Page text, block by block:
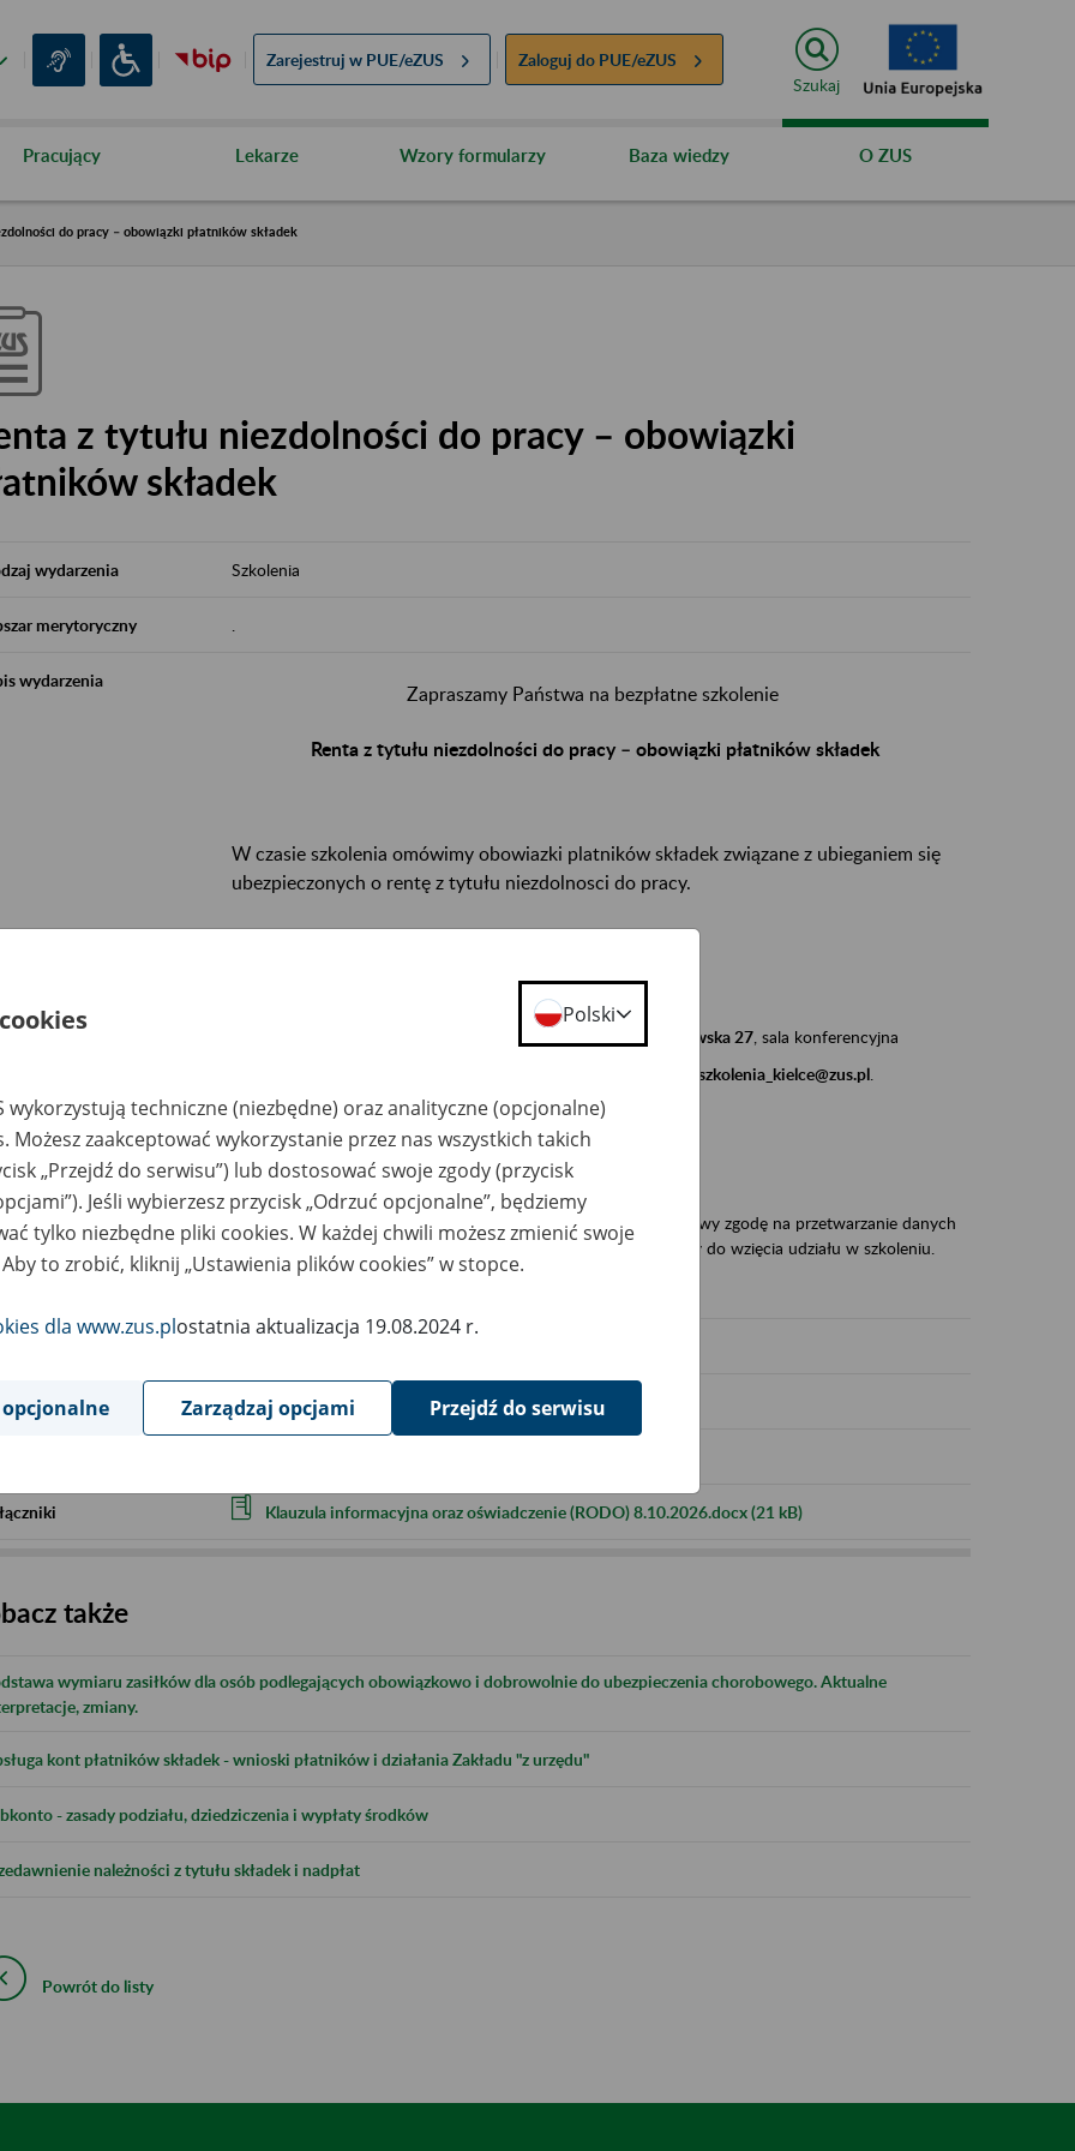
Zarejestruj w PUE/eZUS Zaloguj do PUE/eZUS
Szukaj
Pracujący Lekarze Wzory formularzy Baza wiedzy O ZUS
do pracy – obowiązki płatników składek
z tytułu niezdolności do pracy – obowiązki
składek
wydarzenia Szkolenia
merytoryczny
wydarzenia
Zapraszamy Państwa na bezpłatne szkolenie
Renta z tytułu niezdolności do pracy – obowiązki płatników składek
W czasie szkolenia omówimy obowiazki platników składek związane z ubieganiem się
ubezpieczonych o rentę z tytułu niezdolnosci do pracy.
ZUS w Kielcach, ul. Piotrkowska 27, sala konferencyjna
szkolenia_kielce@zus.pl.
Przy zapisie prosimy, aby podali Państwo dane:
- imię i nazwisko
Prosimy także, aby wypełnili Państwo i odesłali na adres e-mailowy zgodę na przetwarzanie danych
osobowych, którą stanowi załącznik. Jest to warunek niezbędny do wzięcia udziału w szkoleniu.
wydarzenia 2026.10.08
Klauzula informacyjna oraz oświadczenie (RODO) 8.10.2026.docx (21 kB)
także
wymiaru zasiłków dla osób podlegających obowiązkowo i dobrowolnie do ubezpieczenia chorobowego. Aktualne
zmiany.
kont płatników składek - wnioski płatników i działania Zakładu "z urzędu"
- zasady podziału, dziedziczenia i wypłaty środków
należności z tytułu składek i nadpłat
Powrót do listy
Polski
wykorzystują techniczne (niezbędne) oraz analityczne (opcjonalne)
Możesz zaakceptować wykorzystanie przez nas wszystkich takich
„Przejdź do serwisu”) lub dostosować swoje zgody (przycisk
Jeśli wybierzesz przycisk „Odrzuć opcjonalne”, będziemy
tylko niezbędne pliki cookies. W każdej chwili możesz zmienić swoje
to zrobić, kliknij „Ustawienia plików cookies” w stopce.
dla www.zus.plostatnia aktualizacja 19.08.2024 r.
Zarządzaj opcjami Przejdź do serwisu